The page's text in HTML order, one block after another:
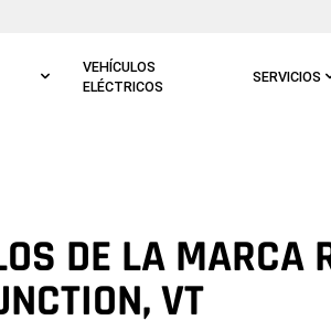
VEHÍCULOS
ELÉCTRICOS
SERVICIOS
DE LA MARCA
VT